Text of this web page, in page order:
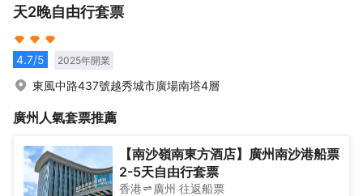
天2晚自由行套票
4.7/5 2025年開業
東風中路437號越秀城市廣場南塔4層
廣州 人氣套票推薦
【南沙嶺南東方酒店】廣州南沙港船票
2-5天自由行套票
香港 廣州 往返船票